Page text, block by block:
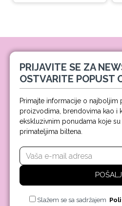
PRIJAVITE SE ZA
OSTVARITE POPUST
Primajte informacije o najboljim
proizvodima, brendovima kao i
ekskluzivnim ponudama koje
primateljima biltena.
Slažem se sa sadržajem